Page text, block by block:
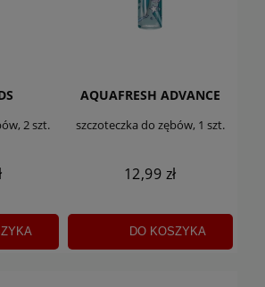
2 szt.
AQUAFRESH ADVANCE
szczoteczka do zębów, 1 szt.
12,99 zł
DO KOSZYKA